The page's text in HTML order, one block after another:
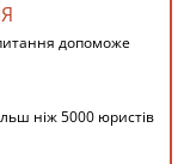
допоможе
ніж 5000 юристів